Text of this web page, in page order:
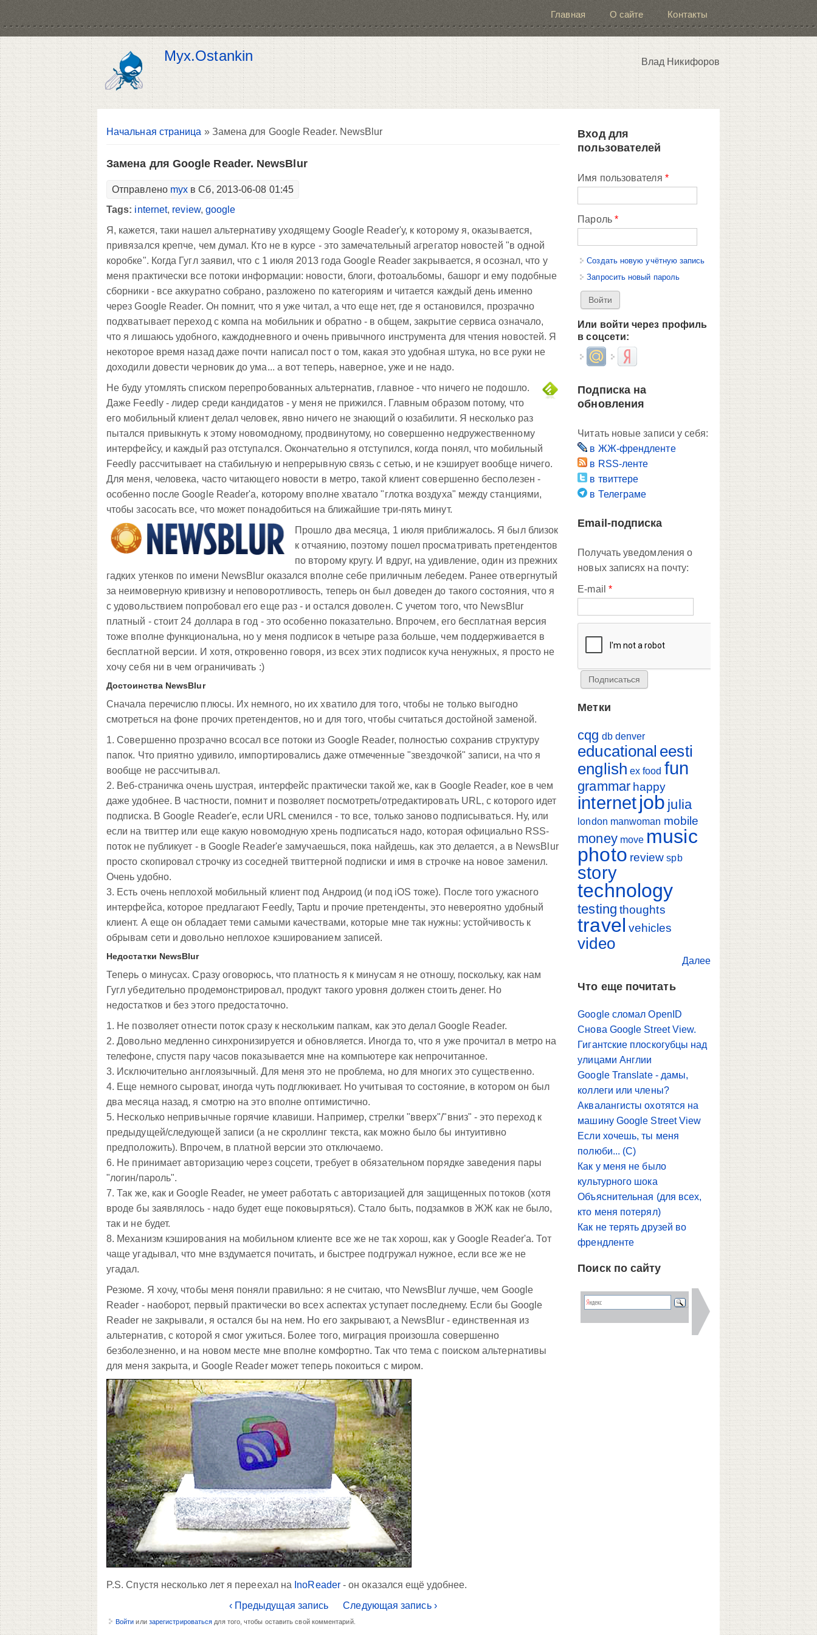
Главная О сайте Контакты
Myx.Ostankin Влад Никифоров
Вы здесь
Начальная страница » Замена для Google Reader. NewsBlur
Замена для Google Reader. NewsBlur
Отправлено myx в Сб, 2013-06-08 01:45
Tags: internet, review, google
Я, кажется, таки нашел альтернативу уходящему Google Reader'у, к которому я, оказывается,
привязался крепче, чем думал. Кто не в курсе - это замечательный агрегатор новостей "в одной
коробке". Когда Гугл заявил, что с 1 июля 2013 года Google Reader закрывается, я осознал, что у
меня практически все потоки информации: новости, блоги, фотоальбомы, башорг и ему подобные
сборники - все аккуратно собрано, разложено по категориям и читается каждый день именно
через Google Reader. Он помнит, что я уже читал, а что еще нет, где я остановился, прозрачно
подхватывает переход с компа на мобильник и обратно - в общем, закрытие сервиса означало,
что я лишаюсь удобного, каждодневного и очень привычного инструмента для чтения новостей. Я
некоторое время назад даже почти написал пост о том, какая это удобная штука, но все руки не
доходили довести черновик до ума... а вот теперь, наверное, уже и не надо.
Не буду утомлять списком перепробованных альтернатив, главное - что ничего не подошло.
Даже Feedly - лидер среди кандидатов - у меня не прижился. Главным образом потому, что
его мобильный клиент делал человек, явно ничего не знающий о юзабилити. Я несколько раз
пытался привыкнуть к этому новомодному, продвинутому, но совершенно недружественному
интерфейсу, и каждый раз отступался. Окончательно я отступился, когда понял, что мобильный
Feedly рассчитывает на стабильную и непрерывную связь с сетью, и не кэширует вообще ничего.
Для меня, человека, часто читающего новости в метро, такой клиент совершенно бесполезен -
особенно после Google Reader'а, которому вполне хватало "глотка воздуха" между станциями,
чтобы засосать все, что может понадобиться на ближайшие три-пять минут.
Прошло два месяца, 1 июля приближалось. Я был близок
к отчаянию, поэтому пошел просматривать претендентов
по второму кругу. И вдруг, на удивление, один из прежних
гадких утенков по имени NewsBlur оказался вполне себе приличным лебедем. Ранее отвергнутый
за неимоверную кривизну и неповоротливость, теперь он был доведен до такого состояния, что я
с удовольствием попробовал его еще раз - и остался доволен. С учетом того, что NewsBlur
платный - стоит 24 доллара в год - это особенно показательно. Впрочем, его бесплатная версия
тоже вполне функциональна, но у меня подписок в четыре раза больше, чем поддерживается в
бесплатной версии. И хотя, откровенно говоря, из всех этих подписок куча ненужных, я просто не
хочу себя ни в чем ограничивать :)
Достоинства NewsBlur
Сначала перечислю плюсы. Их немного, но их хватило для того, чтобы не только выгодно
смотреться на фоне прочих претендентов, но и для того, чтобы считаться достойной заменой.
1. Совершенно прозрачно всосал все потоки из Google Reader, полностью сохранив структуру
папок. Что приятно удивило, импортировались даже отмеченные "звездочкой" записи, на что я
вообще не рассчитывал.
2. Веб-страничка очень шустрая, интерфейс практически такой же, как в Google Reader, кое в чем
даже удобнее. В частности, помнит и позволяет посмотреть/отредактировать URL, с которого идет
подписка. В Google Reader'е, если URL сменился - то все, только заново подписываться. Ну, или
если на твиттер или еще какую новомодную хрень подписаться надо, которая официально RSS-
поток не публикует - в Google Reader'е замучаешься, пока найдешь, как это делается, а в NewsBlur
просто скопировал строчку из соседней твиттерной подписки и имя в строчке на новое заменил.
Очень удобно.
3. Есть очень неплохой мобильный клиент под Андроид (и под iOS тоже). После того ужасного
интерфейса, которое предлагают Feedly, Taptu и прочие претенденты, это невероятно удобный
клиент. А еще он обладает теми самыми качествами, которые мне так нужны: устойчивость к
обрывам сети и довольно неплохое кэшированием записей.
Недостатки NewsBlur
Теперь о минусах. Сразу оговорюсь, что платность я к минусам я не отношу, поскольку, как нам
Гугл убедительно продемонстрировал, продукт такого уровня должен стоить денег. Но
недостатков и без этого предостаточно.
1. Не позволяет отнести поток сразу к нескольким папкам, как это делал Google Reader.
2. Довольно медленно синхронизируется и обновляется. Иногда то, что я уже прочитал в метро на
телефоне, спустя пару часов показывается мне на компьютере как непрочитанное.
3. Исключительно англоязычный. Для меня это не проблема, но для многих это существенно.
4. Еще немного сыроват, иногда чуть подглюкивает. Но учитывая то состояние, в котором он был
два месяца назад, я смотрю на это вполне оптимистично.
5. Несколько непривычные горячие клавиши. Например, стрелки "вверх"/"вниз" - это переход к
предыдущей/следующей записи (а не скроллинг текста, как можно было бы интуитивно
предположить). Впрочем, в платной версии это отключаемо.
6. Не принимает авторизацию через соцсети, требует в обязательном порядке заведения пары
"логин/пароль".
7. Так же, как и Google Reader, не умеет работать с авторизацией для защищенных потоков (хотя
вроде бы заявлялось - надо будет еще поковыряться). Стало быть, подзамков в ЖЖ как не было,
так и не будет.
8. Механизм кэширования на мобильном клиенте все же не так хорош, как у Google Reader'а. Тот
чаще угадывал, что мне вздумается почитать, и быстрее подгружал нужное, если все же не
угадал.
Резюме. Я хочу, чтобы меня поняли правильно: я не считаю, что NewsBlur лучше, чем Google
Reader - наоборот, первый практически во всех аспектах уступает последнему. Если бы Google
Reader не закрывали, я остался бы на нем. Но его закрывают, а NewsBlur - единственная из
альтернатив, с которой я смог ужиться. Более того, миграция произошла совершенно
безболезненно, и на новом месте мне вполне комфортно. Так что тема с поиском альтернативы
для меня закрыта, и Google Reader может теперь покоиться с миром.
P.S. Спустя несколько лет я переехал на InoReader- он оказался ещё удобнее.
‹ Предыдущая запись
Следующая запись ›
Войти или зарегистрироваться для того, чтобы оставить свой комментарий.
Вход для
пользователей
Имя пользователя *
Пароль *
Создать новую учётную запись
Запросить новый пароль
Или войти через профиль
в соцсети:
Login with Mail.ruLogin with Яндекс
Подписка на
обновления
Читать новые записи у себя:
в ЖЖ-френдленте
в RSS-ленте
в твиттере
в Телеграме
Email-подписка
Получать уведомления о
новых записях на почту:
E-mail *
Метки
cqg db denver
educational eesti
english ex food fun
grammar happy
internetjob julia
london manwoman mobile
money move music
photo review spb
story
technology
testing thoughts
travel vehicles
video
Далее
Что еще почитать
Google сломал OpenID
Снова Google Street View.
Гигантские плоскогубцы над
улицами Англии
Google Translate - дамы,
коллеги или члены?
Аквалангисты охотятся на
машину Google Street View
Если хочешь, ты меня
полюби... (С)
Как у меня не было
культурного шока
Объяснительная (для всех,
кто меня потерял)
Как не терять друзей во
френдленте
Поиск по сайту